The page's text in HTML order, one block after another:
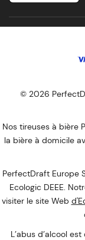
© 2026
Nos tireuses à bière
la bière à domicile
PerfectDraft Europe
Ecologic DEEE.
visiter le site Web
L’abus d’alcool